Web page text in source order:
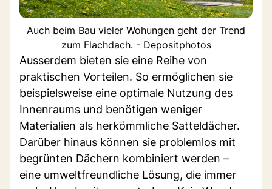
Auch beim Bau vieler Wohungen geht der Trend
zum Flachdach. - Depositphotos
Ausserdem bieten sie eine Reihe von
praktischen Vorteilen. So ermöglichen sie
beispielsweise eine optimale Nutzung des
Innenraums und benötigen weniger
Materialien als herkömmliche Satteldächer.
Darüber hinaus können sie problemlos mit
begrünten Dächern kombiniert werden –
eine umweltfreundliche Lösung, die immer